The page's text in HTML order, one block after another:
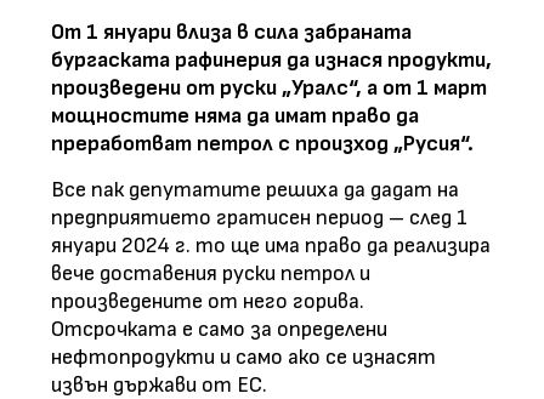
От 1 януари влиза в сила забраната
бургаската рафинерия да изнася продукти,
произведени от руски „Уралс“, а от 1 март
мощностите няма да имат право да
преработват петрол с произход „Русия“.
Все пак депутатите решиха да дадат на
предприятието гратисен период – след 1
януари 2024 г. то ще има право да реализира
вече доставения руски петрол и
произведените от него горива.
Отсрочката е само за определени
нефтопродукти и само ако се изнасят
извън държави от ЕС.